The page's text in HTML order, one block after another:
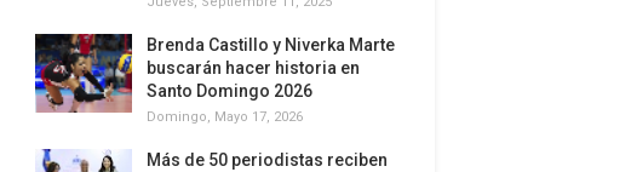
Brenda Castillo y Niverka Marte
buscarán hacer historia en
Santo Domingo 2026
Domingo, Mayo 17, 2026
Más de 50 periodistas reciben